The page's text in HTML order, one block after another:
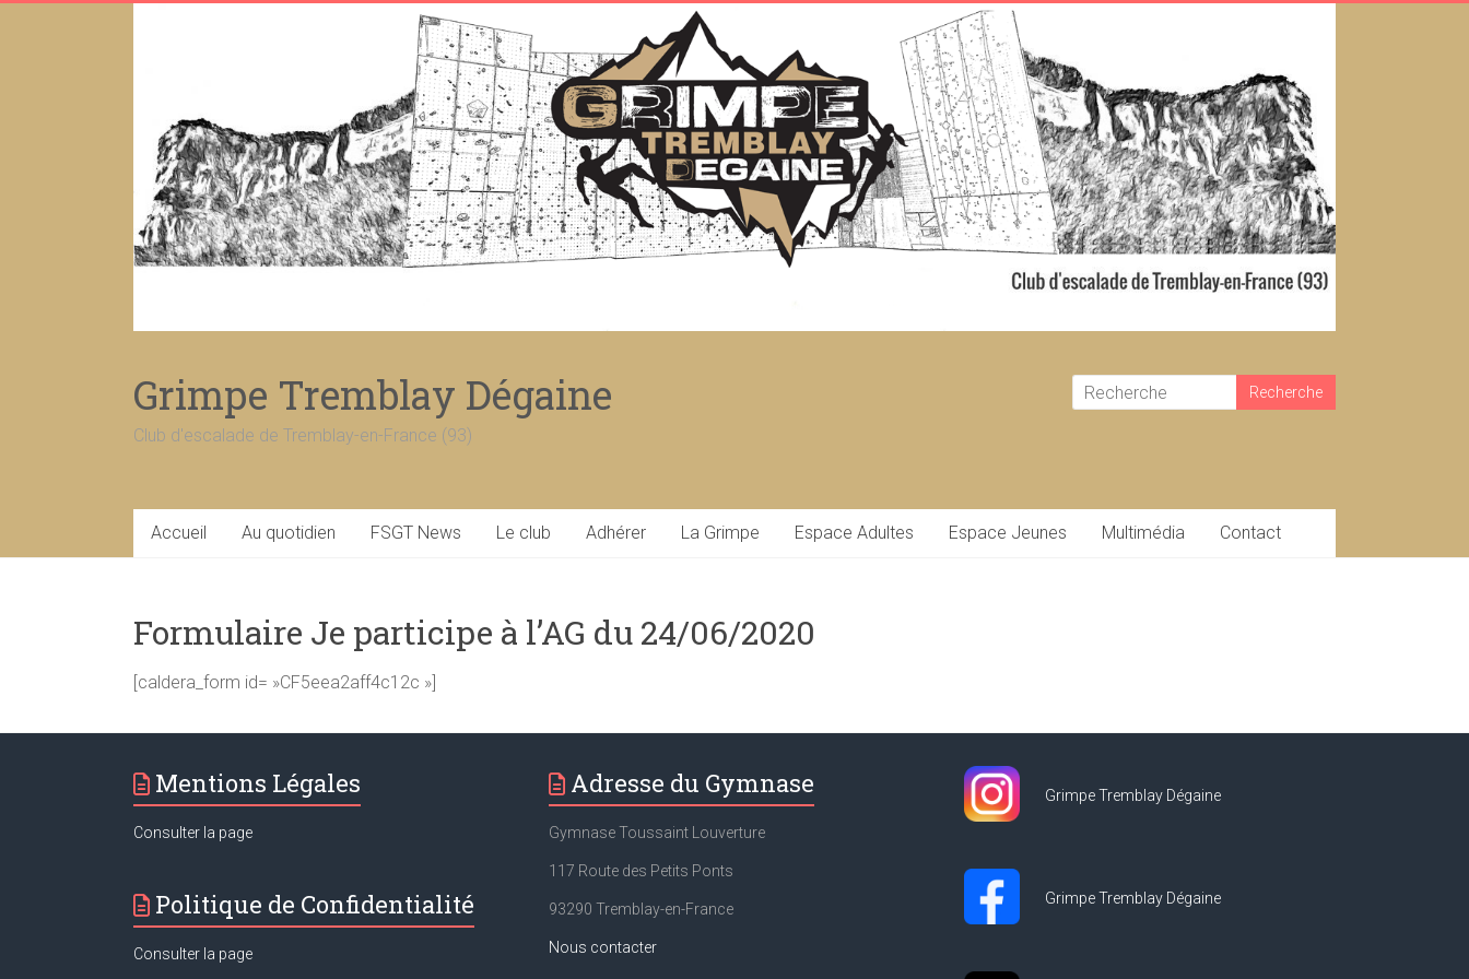
Grimpe Tremblay Dégaine
Club d'escalade de Tremblay-en-France (93)
Accueil Au quotidien FSGT News Le club Adhérer La Grimpe Espace Adultes Espace Jeunes Multimédia Contact
Formulaire Je participe à l’AG du 24/06/2020
[caldera_form id= »CF5eea2aff4c12c »]
Mentions Légales
Consulter la page
Politique de Confidentialité
Consulter la page
Adresse du Gymnase
Gymnase Toussaint Louverture
117 Route des Petits Ponts
93290 Tremblay-en-France
Nous contacter
Grimpe Tremblay Dégaine
Grimpe Tremblay Dégaine